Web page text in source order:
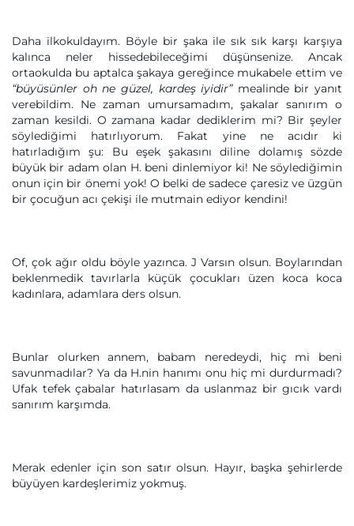
Daha ilkokuldayım. Böyle bir şaka ile sık sık karşı karşıya
kalınca neler hissedebileceğimi düşünsenize. Ancak
ortaokulda bu aptalca şakaya gereğince mukabele ettim ve
“büyüsünler oh ne güzel, kardeş iyidir”mealinde bir yanıt
verebildim. Ne zaman umursamadım, şakalar sanırım o
zaman kesildi. O zamana kadar dediklerim mi? Bir şeyler
söylediğimi hatırlıyorum. Fakat yine ne acıdır ki
hatırladığım şu: Bu eşek şakasını diline dolamış sözde
büyük bir adam olan H. beni dinlemiyor ki! Ne söylediğimin
onun için bir önemi yok! O belki de sadece çaresiz ve üzgün
bir çocuğun acı çekişi ile mutmain ediyor kendini!
Of, çok ağır oldu böyle yazınca. J Varsın olsun. Boylarından
beklenmedik tavırlarla küçük çocukları üzen koca koca
kadınlara, adamlara ders olsun.
Bunlar olurken annem, babam neredeydi, hiç mi beni
savunmadılar? Ya da H.nin hanımı onu hiç mi durdurmadı?
Ufak tefek çabalar hatırlasam da uslanmaz bir gıcık vardı
sanırım karşımda.
Merak edenler için son satır olsun. Hayır, başka şehirlerde
büyüyen kardeşlerimiz yokmuş.